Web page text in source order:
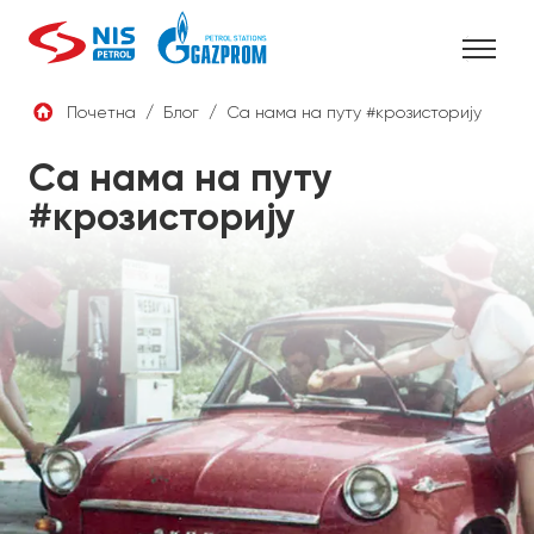
content
Почетна / Блог / Са нама на путу #крозисторију
Са нама на путу
#крозисторију